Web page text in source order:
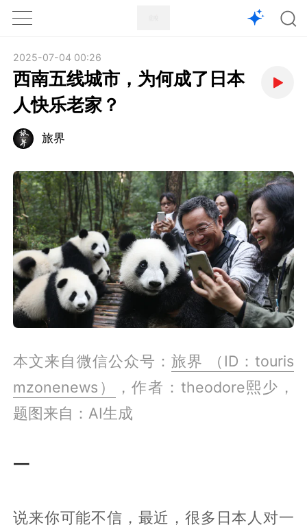
1X
2025-07-04 00:26
西南五线城市，为何成了日本
人快乐老家？
旅界
本文来自微信公众号：旅界 （ID：touris
mzonenews）
，作者：theodore熙少，
题图来自：AI生成
一
说来你可能不信，最近，很多日本人对一